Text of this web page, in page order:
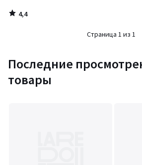
4,4
/
Страница 1 из 1
Последние
товары